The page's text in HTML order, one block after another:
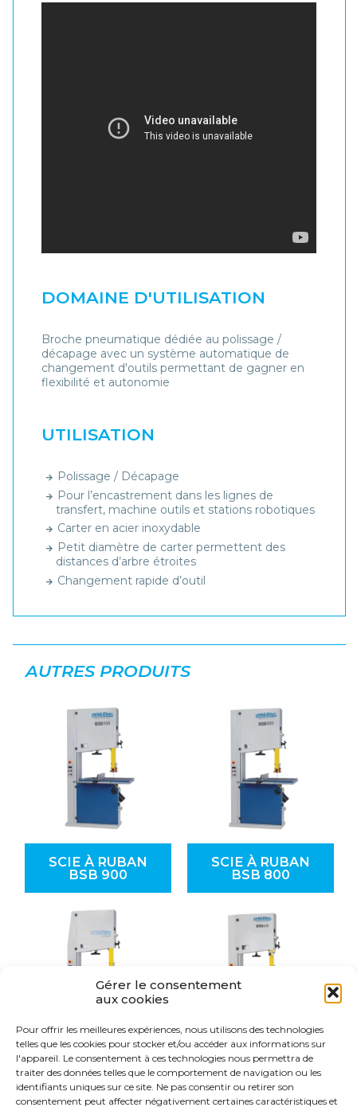
Gérer le consentement
aux cookies
Pour offrir les meilleures expériences, nous utilisons des technologies
telles que les cookies pour stocker et/ou accéder aux informations sur
l'appareil. Le consentement à ces technologies nous permettra de
traiter des données telles que le comportement de navigation ou les
identifiants uniques sur ce site. Ne pas consentir ou retirer son
consentement peut affecter négativement certaines caractéristiques et
DOMAINE D'UTILISATION
Broche pneumatique dédiée au polissage /
décapage avec un système automatique de
changement d'outils permettant de gagner en
flexibilité et autonomie
UTILISATION
Polissage / Décapage
Pour l’encastrement dans les lignes de
transfert, machine outils et stations robotiques
Carter en acier inoxydable
Petit diamètre de carter permettent des
distances d’arbre étroites
Changement rapide d’outil
AUTRES PRODUITS
SCIE À RUBAN
BSB 900
SCIE À RUBAN
BSB 800
SCIE À RUBAN
BSB 700
SCIE À RUBAN
BSB 600